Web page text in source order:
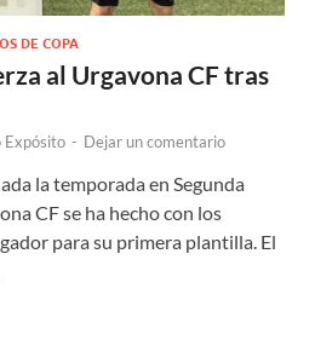
DE COPA
al Urgavona CF tras
Expósito - Dejar un comentario
la temporada en Segunda
CF se ha hecho con los
para su primera plantilla. El